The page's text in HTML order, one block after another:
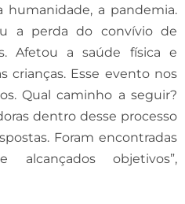
humanidade, a pandemia.
a perda do convívio de
Afetou a saúde física e
crianças. Esse evento nos
Qual caminho a seguir?
dentro desse processo
Foram encontradas
alcançados objetivos”,